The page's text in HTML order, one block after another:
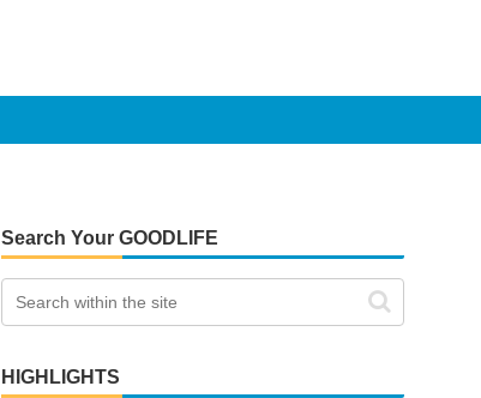
Search Your GOODLIFE
HIGHLIGHTS